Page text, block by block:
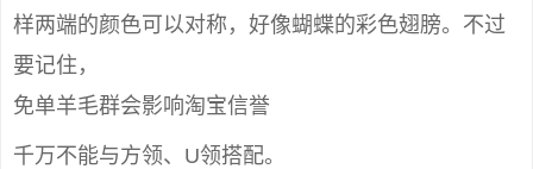
样两端的颜色可以对称，好像蝴蝶的彩色翅膀。不过
要记住，
免单羊毛群会影响淘宝信誉
千万不能与方领、U领搭配。